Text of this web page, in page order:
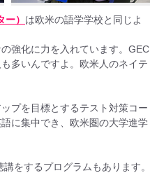
） は欧米の語学学校と同じよ
強化に力を入れています。GEC
多いんですよ。欧米人のネイテ
プを目標とするテスト対策コー
に集中でき、欧⽶圏の⼤学進学
をするプログラムもあります。